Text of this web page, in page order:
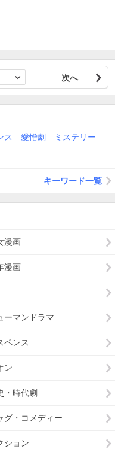
次へ
ス 愛憎劇
ミステリー
キーワード一覧
漫画
漫画
ーマンドラマ
ペンス
ン
・時代劇
グ・コメディー
ション